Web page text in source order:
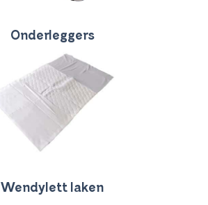
Onderleggers
Wendylett laken